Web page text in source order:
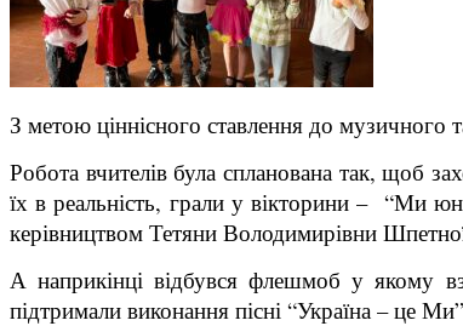
З метою ціннісного ставлення до музичного
Робота вчителів була спланована так, щоб
їх в реальність, грали у вікторини – “Ми
керівництвом Тетяни Володимирівни
А наприкінці відбувся флешмоб у якому
підтримали виконання пісні “Україна – це